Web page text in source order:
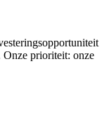
Onze prioriteit: onze